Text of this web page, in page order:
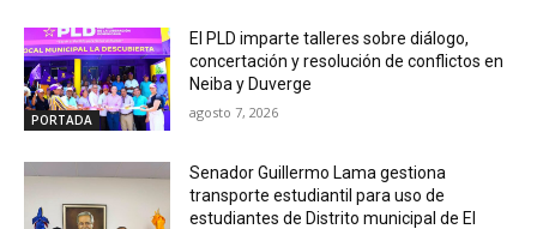
PORTADA
El PLD imparte talleres sobre diálogo,
concertación y resolución de conflictos en
Neiba y Duverge
agosto 7, 2026
Senador Guillermo Lama gestiona
transporte estudiantil para uso de
estudiantes de Distrito municipal de El